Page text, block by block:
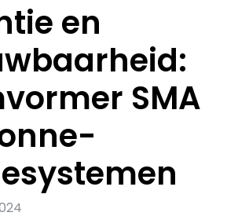
en
SMA